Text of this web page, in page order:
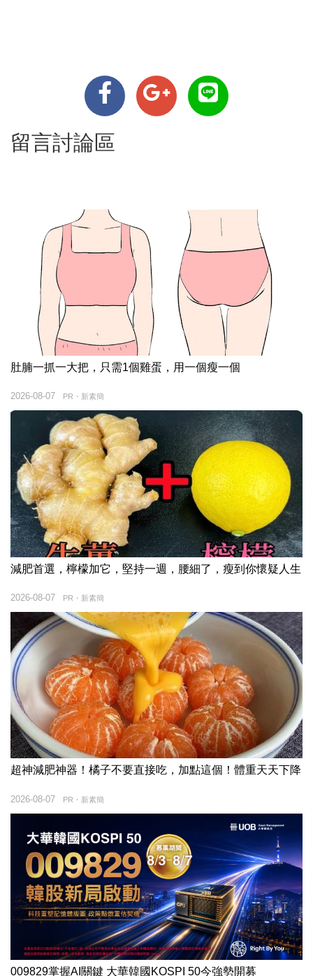
留言討論區
肚腩一抓一大把，只需1個雞蛋，用一個瘦一個
PR・新素簡
2026-08-07
減肥首選，檸檬加它，堅持一週，腰細了，瘦到你懷疑人生
PR・新素簡
2026-08-07
超神減肥神器！橘子不要直接吃，加點這個！體重天天下降
PR・新素簡
2026-08-07
009829掌握AI關鍵 大華韓國KOSPI 50今強勢開募